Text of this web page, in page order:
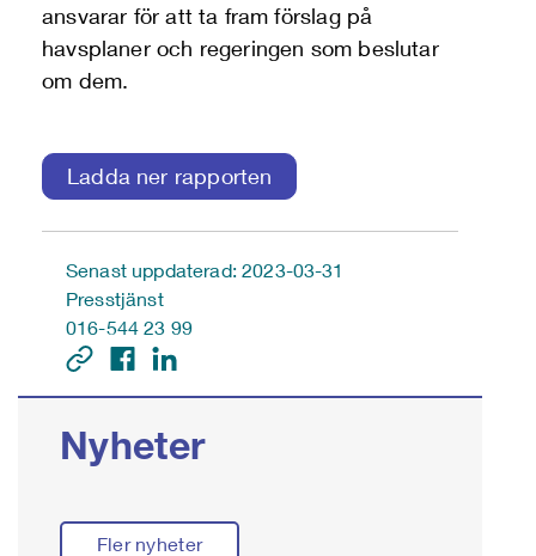
ansvarar för att ta fram förslag på
havsplaner och regeringen som beslutar
om dem.
Ladda ner rapporten
Senast uppdaterad: 2023-03-31
Presstjänst
016-544 23 99
Nyheter
Fler nyheter